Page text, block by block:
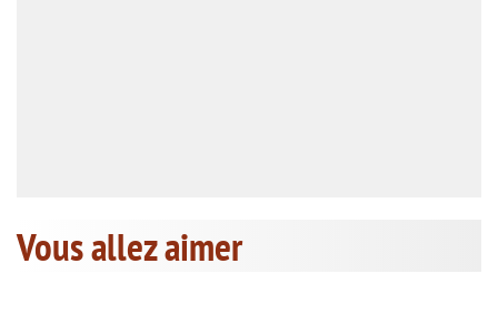
Vous allez aimer